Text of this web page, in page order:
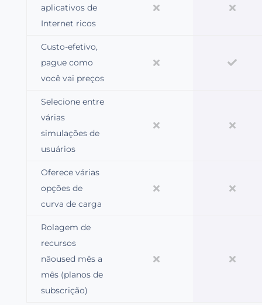
aplicativos de
Internet ricos
Custo-efetivo,
pague como
você vai preços
Selecione entre
várias
simulações de
usuários
Oferece várias
opções de
curva de carga
Rolagem de
recursos
nãoused mês a
mês (planos de
subscrição)